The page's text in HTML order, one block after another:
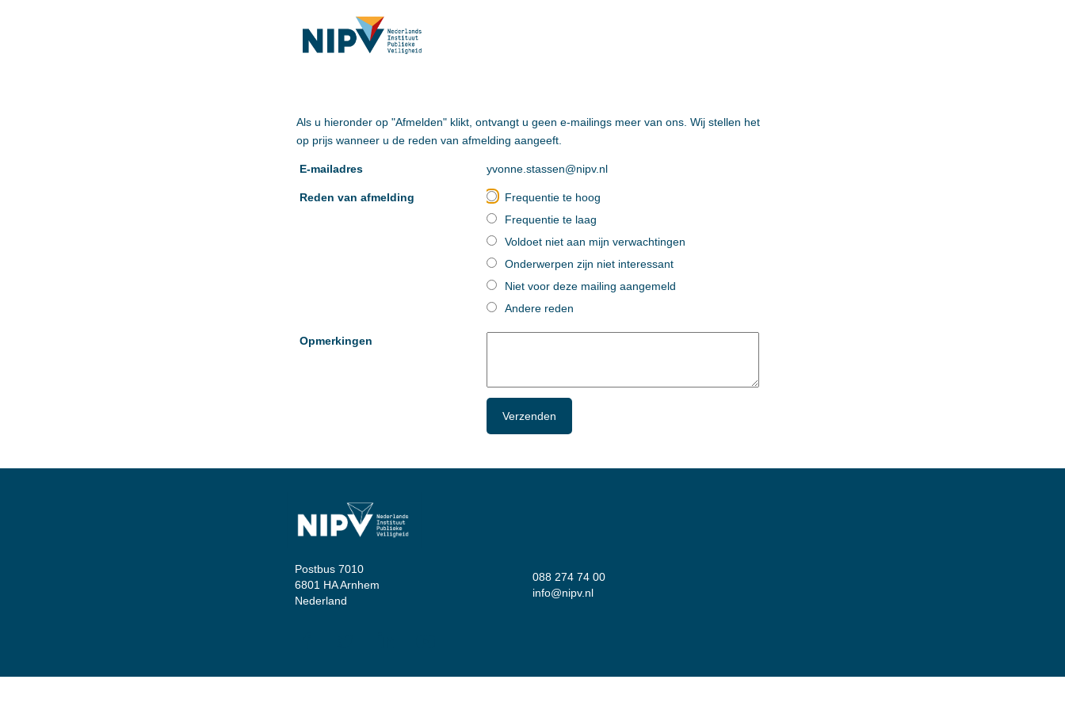
Als u hieronder op "Afmelden" klikt, ontvangt u geen e-mailings meer van ons. Wij stellen het
op prijs wanneer u de reden van afmelding aangeeft.
E-mailadres yvonne.stassen@nipv.nl
Reden van afmelding
Frequentie te hoog
Frequentie te laag
Voldoet niet aan mijn verwachtingen
Onderwerpen zijn niet interessant
Niet voor deze mailing aangemeld
Andere reden
Opmerkingen
Postbus 7010
6801 HA Arnhem
Nederland
088 274 74 00
info@nipv.nl